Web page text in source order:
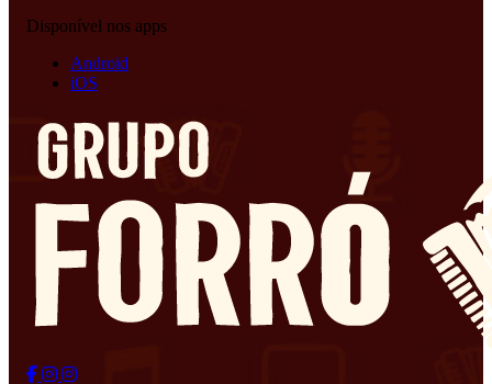
Disponível nos apps
Android
iOS